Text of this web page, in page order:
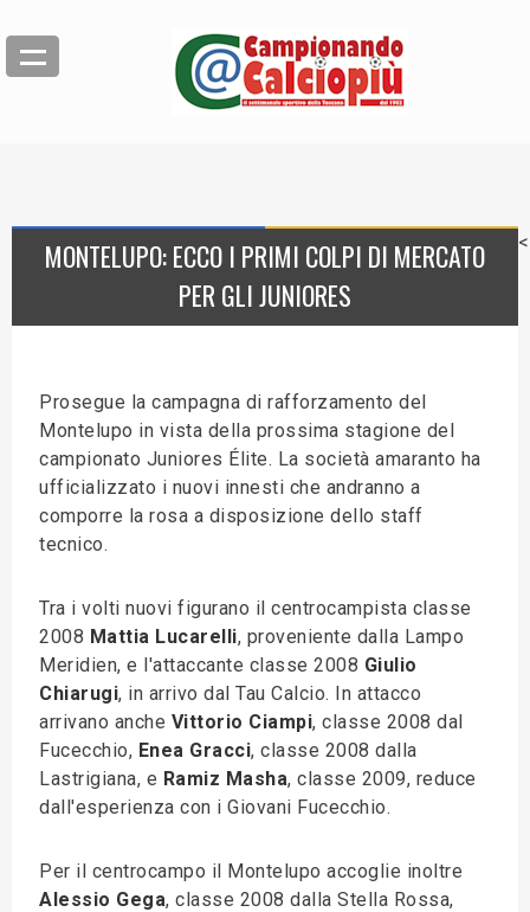
MONTELUPO: ECCO I PRIMI COLPI DI MERCATO
PER GLI JUNIORES
Prosegue la campagna di rafforzamento del
Montelupo in vista della prossima stagione del
campionato Juniores Élite. La società amaranto ha
ufficializzato i nuovi innesti che andranno a
comporre la rosa a disposizione dello staff
tecnico.
Tra i volti nuovi figurano il centrocampista classe
2008 Mattia Lucarelli, proveniente dalla Lampo
Meridien, e l'attaccante classe 2008 Giulio
Chiarugi, in arrivo dal Tau Calcio. In attacco
arrivano anche Vittorio Ciampi, classe 2008 dal
Fucecchio, Enea Gracci, classe 2008 dalla
Lastrigiana, e Ramiz Masha, classe 2009, reduce
dall'esperienza con i Giovani Fucecchio.
Per il centrocampo il Montelupo accoglie inoltre
Alessio Gega, classe 2008 dalla Stella Rossa,
<